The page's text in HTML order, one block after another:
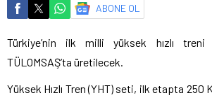
ABONE OL
Türkiye’nin ilk milli yüksek hızlı treni
TÜLOMSAŞ’ta üretilecek.
Yüksek Hızlı Tren (YHT) seti, ilk etapta 250